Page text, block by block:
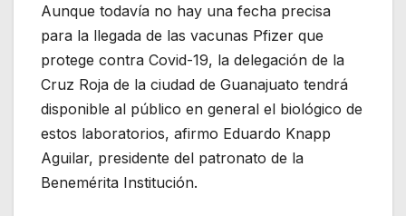
Aunque todavía no hay una fecha precisa
para la llegada de las vacunas Pfizer que
protege contra Covid-19, la delegación de la
Cruz Roja de la ciudad de Guanajuato tendrá
disponible al público en general el biológico de
estos laboratorios, afirmo Eduardo Knapp
Aguilar, presidente del patronato de la
Benemérita Institución.